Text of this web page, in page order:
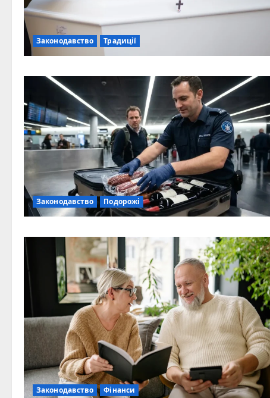
Законодавство Традиції
Законодавство Подорожі
Законодавство Фінанси